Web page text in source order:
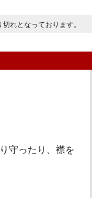
れとなっております。
守ったり、襟を